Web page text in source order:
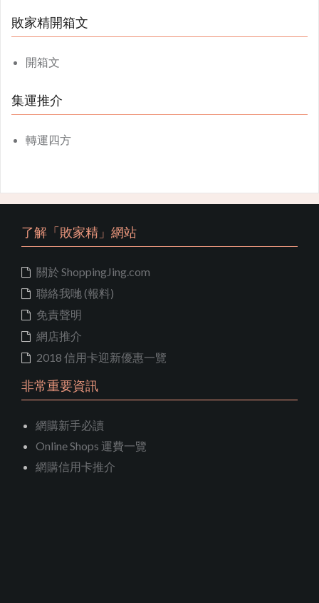
敗家精開箱文
開箱文
集運推介
轉運四方
了解「敗家精」網站
關於 ShoppingJing.com
聯絡我哋 (報料)
免責聲明
網店推介
2018 信用卡迎新優惠一覽
非常重要資訊
網購新手必讀
Online Shops 運費一覽
網購信用卡推介